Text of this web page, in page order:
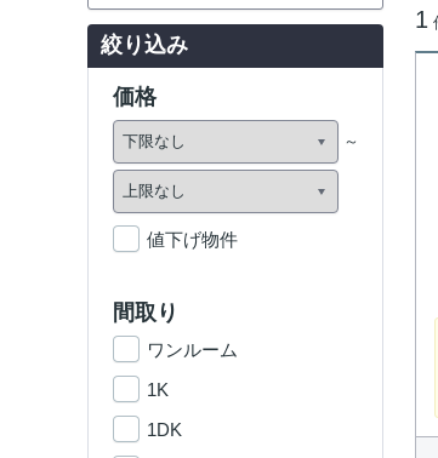
1
絞り込み
価格
値下げ物件
間取り
ワンルーム
1K
1DK